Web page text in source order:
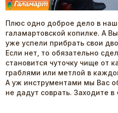
Плюс одно доброе дело в
галамартовской копилке. А
уже успели прибрать свои
Если нет, то обязательно
становится чуточку чище от
граблями или метлой в
А уж инструментами мы Вас
не дадут соврать. Заходите в